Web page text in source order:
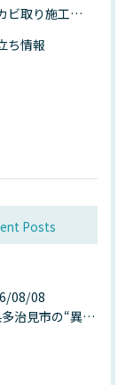
り施工事例
ち情報
Posts
08/08
岐阜県多治見市の“異常な高温”が建物内部を破壊する──深層カビが急増する危険な温度差の正体